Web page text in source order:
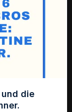
und die